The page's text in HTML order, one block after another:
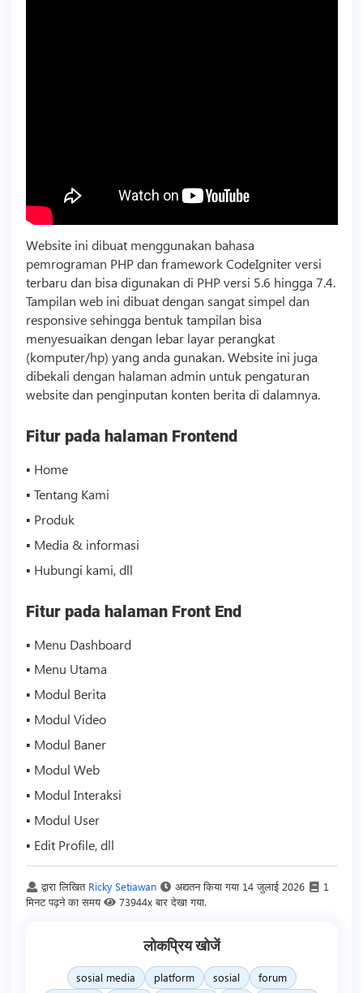
Website ini dibuat menggunakan bahasa
pemrograman PHP dan framework CodeIgniter versi
terbaru dan bisa digunakan di PHP versi 5.6 hingga 7.4.
Tampilan web ini dibuat dengan sangat simpel dan
responsive sehingga bentuk tampilan bisa
menyesuaikan dengan lebar layar perangkat
(komputer/hp) yang anda gunakan. Website ini juga
dibekali dengan halaman admin untuk pengaturan
website dan penginputan konten berita di dalamnya.
Fitur pada halaman Frontend
▪ Home
▪ Tentang Kami
▪ Produk
▪ Media & informasi
▪ Hubungi kami, dll
Fitur pada halaman Front End
▪ Menu Dashboard
▪ Menu Utama
▪ Modul Berita
▪ Modul Video
▪ Modul Baner
▪ Modul Web
▪ Modul Interaksi
▪ Modul User
▪ Edit Profile, dll
द्वारा लिखित Ricky Setiawan अद्यतन किया गया 14 जुलाई 2026
1
मिनट पढ़ने का समय
73944x बार देखा गया.
लोकप्रिय खोजें
sosial media platform sosial
forum